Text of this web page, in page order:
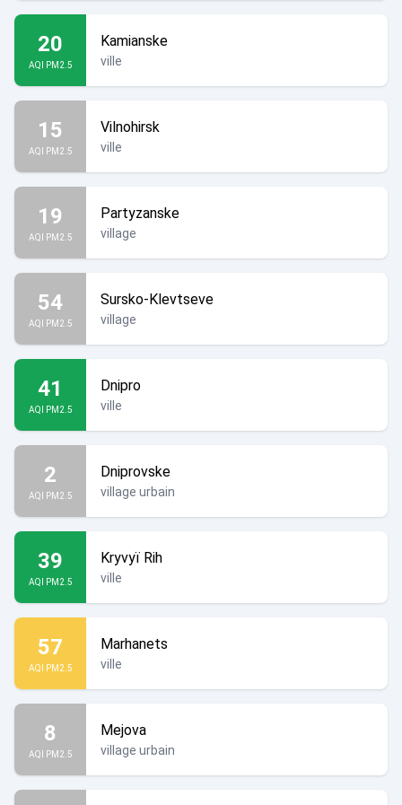
20
AQI PM2.5
Kamianske
ville
15
AQI PM2.5
Vilnohirsk
ville
19
AQI PM2.5
Partyzanske
village
54
AQI PM2.5
Sursko-Klevtseve
village
41
AQI PM2.5
Dnipro
ville
2
AQI PM2.5
Dniprovske
village urbain
39
AQI PM2.5
Kryvyï Rih
ville
57
AQI PM2.5
Marhanets
ville
8
AQI PM2.5
Mejova
village urbain